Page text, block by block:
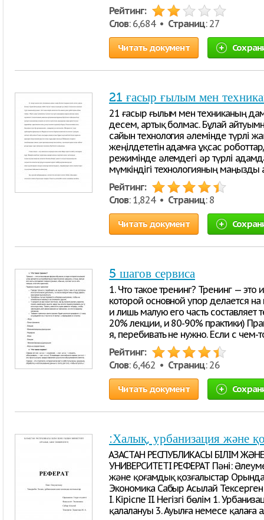
Рейтинг:
Слов: 6,684 • Страниц: 27
Читать документ
21 ғасыр ғылым мен
21 ғасыр ғылым мен техниканың
десем, артық болмас. Бұлай
сайын технология әлемінде түрлі
жеңілдететін адамға ұқсас
режимінде әлемдегі әр түрлі
мүмкіндігі технологияның
Рейтинг:
Слов: 1,824 • Страниц: 8
Читать документ
5 шагов сервиса
1. Что такое тренинг? Тренинг —
которой основной упор делается
и лишь малую его часть составляет
20% лекции, и 80-90% практики)
я, перебивать не нужно. Если с чем-
Рейтинг:
Слов: 6,462 • Страниц: 26
Читать документ
:Халық, урбанизация және
ҚАЗАҚСТАН РЕСПУБЛИКАСЫ БІЛІМ
УНИВЕРСИТЕТІ РЕФЕРАТ Пәні:
және қоғамдық қозғалыстар
Экономика Сабыр Асылай
I. Кіріспе II. Негізгі бөлім 1.
қалалануы 3. Ауылға немесе қалаға